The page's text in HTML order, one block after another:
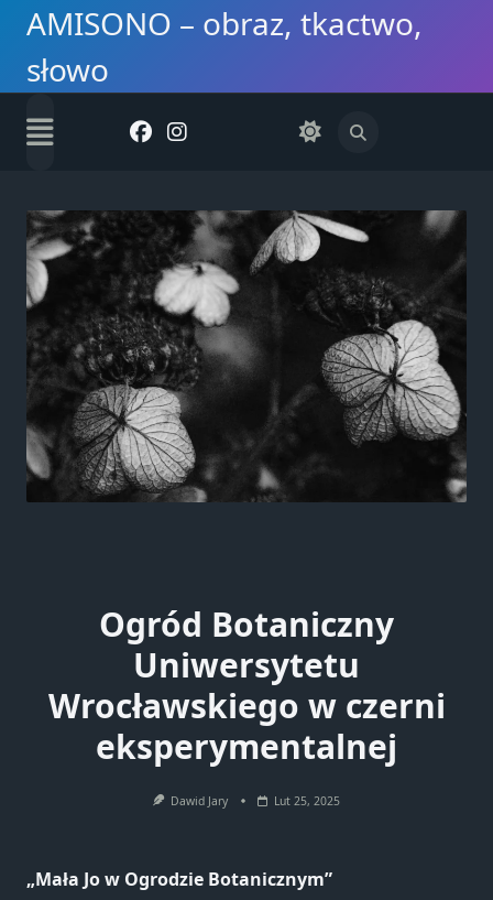
Skip
content
AMISONO – obraz, tkactwo,
słowo
Ogród Botaniczny
Uniwersytetu
Wrocławskiego w czerni
eksperymentalnej
Dawid Jary Lut 25, 2025
„Mała Jo w Ogrodzie Botanicznym”